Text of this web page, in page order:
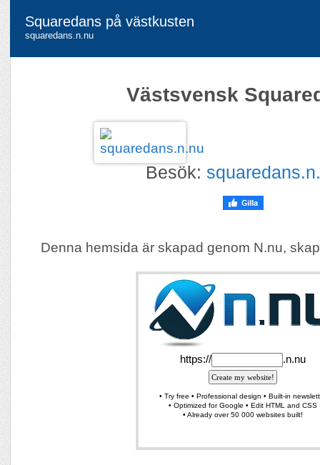
Squaredans på västkusten
squaredans.n.nu
Västsvensk
Besök:
Denna hemsida är skapad genom N.nu,